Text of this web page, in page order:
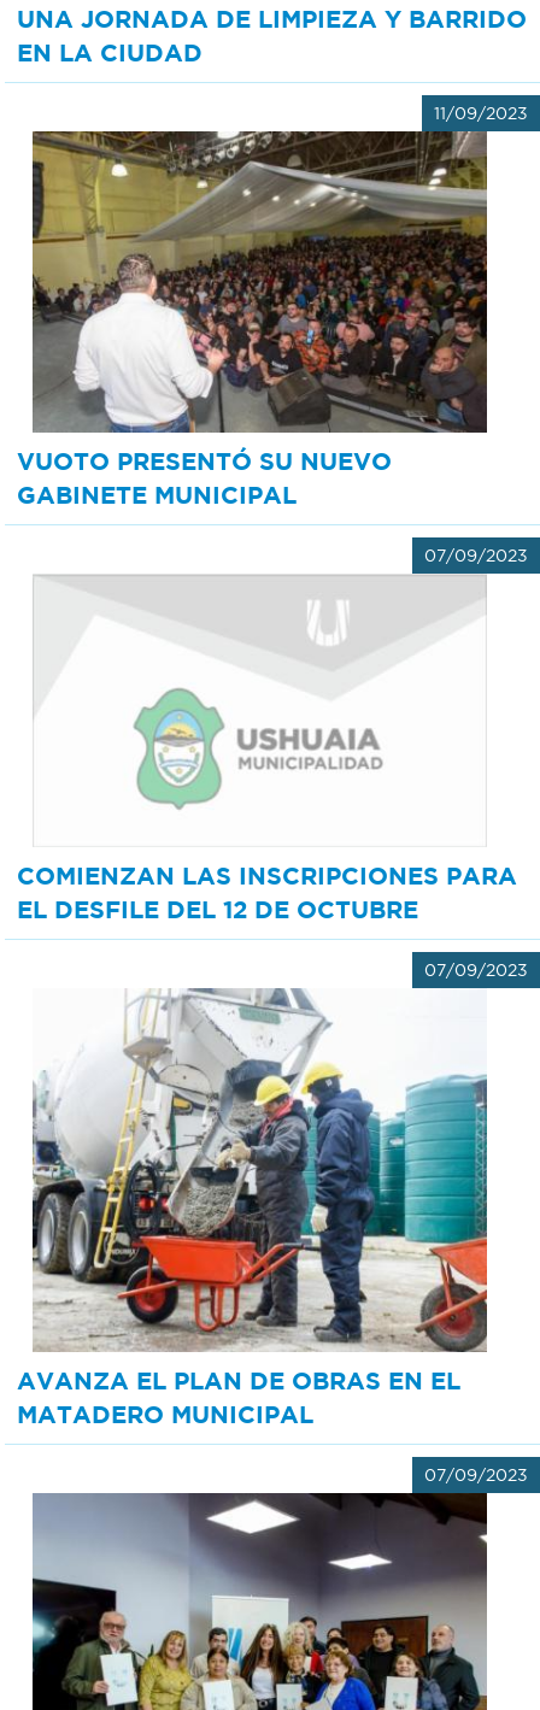
UNA JORNADA DE LIMPIEZA Y BARRIDO
EN LA CIUDAD
11/09/2023
VUOTO PRESENTÓ SU NUEVO
GABINETE MUNICIPAL
07/09/2023
COMIENZAN LAS INSCRIPCIONES PARA
EL DESFILE DEL 12 DE OCTUBRE
07/09/2023
AVANZA EL PLAN DE OBRAS EN EL
MATADERO MUNICIPAL
07/09/2023